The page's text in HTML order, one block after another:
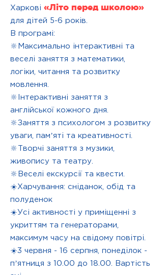
Харкові «Літо перед школою»
для дітей 5-6 років.
В програмі:
🔆Максимально інтерактивні та
веселі заняття з математики,
логіки, читання та розвитку
мовлення.
🔆Інтерактивні заняття з
англійської кожного дня.
🔆Заняття з психологом з розвитку
уваги, памʼяті та креативності.
🔆Творчі заняття з музики,
живопису та театру.
🔆Веселі екскурсії та квести.
☀️Харчування: сніданок, обід та
полуденок
☀️Усі активності у приміщенні з
укриттям та генераторами,
максимум часу на свідому повітрі.
☀️3 червня - 16 серпня, понеділок -
пʼятниця з 10.00 до 18.00. Вартість